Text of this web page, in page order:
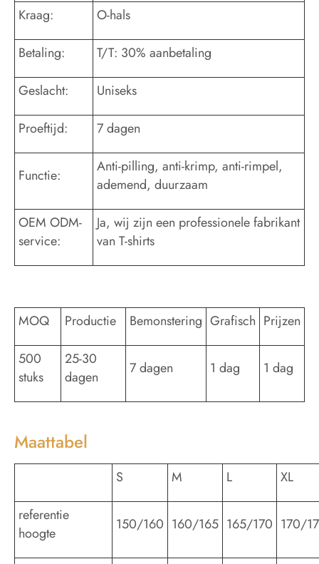
Kraag: O-hals
Betaling: T/T: 30% aanbetaling
Geslacht: Uniseks
Proeftijd: 7 dagen
Functie:
Anti-pilling, anti-krimp, anti-rimpel,
ademend, duurzaam
OEM ODM-
service:
Ja, wij zijn een professionele fabrikant
van T-shirts
MOQ Productie Bemonstering Grafisch Prijzen
500
stuks
25-30
dagen
7 dagen 1 dag 1 dag
Maattabel
S M L XL
referentie
hoogte
150/160 160/165 165/170 170/